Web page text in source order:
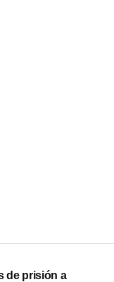
de prisión a